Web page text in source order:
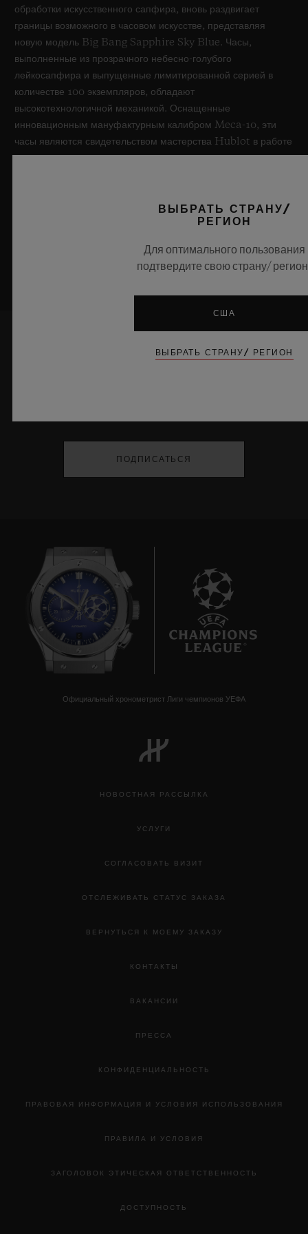
обработки искусственного сапфира, вновь раздвигает
границы возможного в часовом искусстве, представляя
новую модель Big Bang Sapphire Sky Blue. Часы,
выполненные из прозрачного небесно-голубого
лейкосапфира и выпущенные лимитированной серией в
количестве 100 экземпляров, обладают
высокотехнологичной механикой. Оснащенные
инновационным мануфактурным калибром Meca-10, эти
часы являются свидетельством мастерства Hublot в работе
с революционными материалами и в создании уникальных
ДЕРЖАТЬ МЕНЯ В КУРСЕ
ПОДПИСАТЬСЯ
Официальный хронометрист Лиги чемпионов УЕФА
НОВОСТНАЯ РАССЫЛКА
УСЛУГИ
СОГЛАСОВАТЬ ВИЗИТ
ОТСЛЕЖИВАТЬ СТАТУС ЗАКАЗА
ВЕРНУТЬСЯ К МОЕМУ ЗАКАЗУ
КОНТАКТЫ
ВАКАНСИИ
ПРЕССА
КОНФИДЕНЦИАЛЬНОСТЬ
ПРАВОВАЯ ИНФОРМАЦИЯ И УСЛОВИЯ ИСПОЛЬЗОВАНИЯ
ПРАВИЛА И УСЛОВИЯ
ЗАГОЛОВОК ЭТИЧЕСКАЯ ОТВЕТСТВЕННОСТЬ
ДОСТУПНОСТЬ
ВЫБРАТЬ СТРАНУ/
РЕГИОН
Для оптимального пользования
подтвердите свою страну/
США
ВЫБРАТЬ СТРАНУ/ РЕГИОН